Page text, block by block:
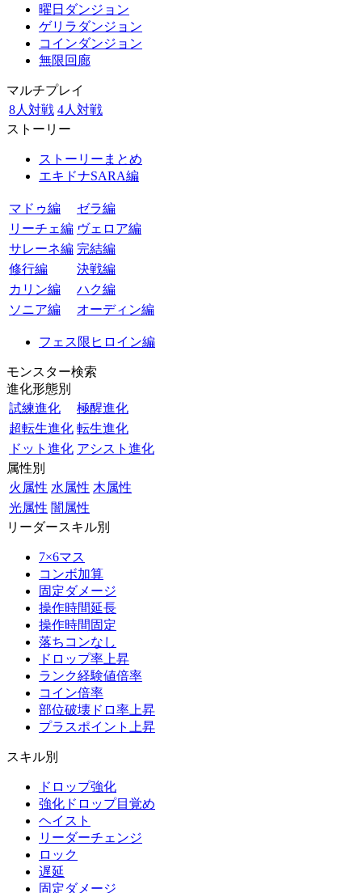
曜日ダンジョン
ゲリラダンジョン
コインダンジョン
無限回廊
マルチプレイ
8人対戦 4人対戦
ストーリー
ストーリーまとめ
エキドナSARA編
マドゥ編
ゼラ編
リーチェ編 ヴェロア編
サレーネ編 完結編
修行編
決戦編
カリン編
ハク編
ソニア編
オーディン編
フェス限ヒロイン編
モンスター検索
進化形態別
試練進化
極醒進化
超転生進化 転生進化
ドット進化 アシスト進化
属性別
火属性 水属性 木属性
光属性 闇属性
リーダースキル別
7×6マス
コンボ加算
固定ダメージ
操作時間延長
操作時間固定
落ちコンなし
ドロップ率上昇
ランク経験値倍率
コイン倍率
部位破壊ドロ率上昇
プラスポイント上昇
スキル別
ドロップ強化
強化ドロップ目覚め
ヘイスト
リーダーチェンジ
ロック
遅延
固定ダメージ